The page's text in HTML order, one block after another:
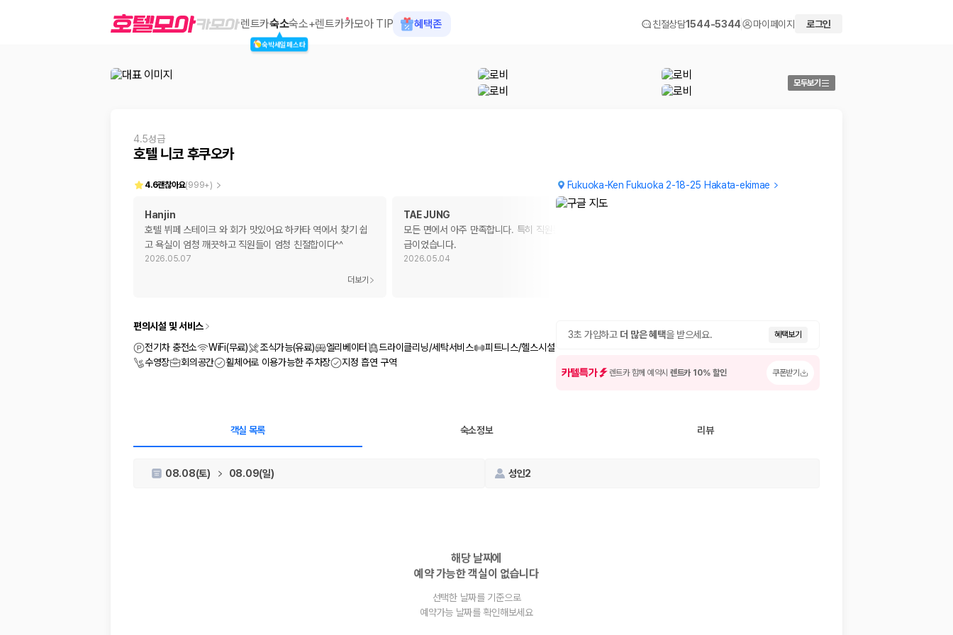
호텔 니코 후쿠오카
제주렌트카 가격비교는 카모아에서 한 번에
경차, 소형, 준중형, 중형, SUV, 승합차 등 여행 인원에 맞는 차종별 가격을 비교합니다.
일반자차, 완전자차, 슈퍼자차의 면책금과 보상 한도를 비교합니다.
제주공항 인수 조건 비교:셔틀 이동, 인수 위치, 반납 편의성을 함께 확인합니다.
비교 후 원하는 차량을 바로 예약할 수 있습니다.
1. 단순 최저가가 아니라 실제 결제 조건을 비교하세요
제주렌트카 최저가는 차량 기본요금만으로 판단하기 어렵습니다. 보험 포함 여부, 면책금, 보상 한도, 옵션 비용, 취소 수수료를 함께 확인해야 실제로 저렴한 차량을 고를 수 있습니다.
렌트카숙소
숙박세일페스타
숙소+렌트카카모아 TIP 혜택존 친절상담1544-5344 마이페이지 로그인
모두보기
4.5성급
호텔 니코 후쿠오카
Fukuoka-Ken Fukuoka 2-18-25 Hakata-ekimae
4.6괜찮아요(999+)
Hanjin
호텔 뷔페 스테이크 와 회가 맛있어요 하카타 역에서 찾기 쉽
고 욕실이 엄청 깨끗하고 직원들이 엄청 친절합이다^^
2026.05.07
더보기
TAE JUNG
모든 면에서 아주 만족합니다. 특히 직원분들의 서비스는 6성
급이었습니다.
2026.05.04
3초 가입하고 더 많은 혜택을 받으세요. 혜택보기
카텔특가 렌트카 함께 예약시 렌트카 10% 할인 쿠폰받기
편의시설 및 서비스
전기차 충전소
WiFi(무료) 조식가능(유료) 엘리베이터 드라이클리닝/세탁서비스
피트니스/헬스시설
수영장
회의공간 휠체어로 이용가능한 주차장 지정 흡연 구역
객실 목록 숙소정보 리뷰
08.08(토) 08.09(일) 성인2
해당 날짜에
예약 가능한 객실이 없습니다
선택한 날짜를 기준으로
예약가능 날짜를 확인해보세요